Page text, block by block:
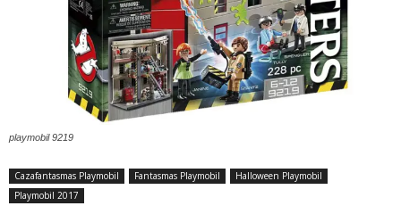
playmobil 9219
Cazafantasmas Playmobil Fantasmas Playmobil
Halloween Playmobil
Playmobil 2017